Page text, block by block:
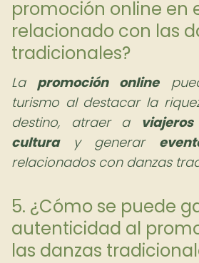
promoción online en
relacionado con las
tradicionales?
La promoción online
turismo al destacar la
destino, atraer a
culturay generar
relacionados con danzas
5. ¿Cómo se puede
autenticidad al
las danzas